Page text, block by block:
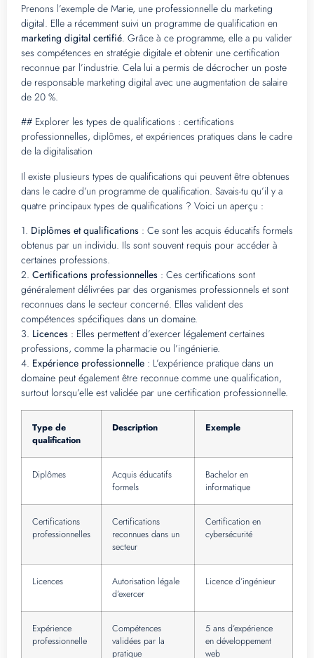
Prenons l’exemple de Marie, une professionnelle du marketing
digital. Elle a récemment suivi un programme de qualification en
marketing digital certifié. Grâce à ce programme, elle a pu valider
ses compétences en stratégie digitale et obtenir une certification
reconnue par l’industrie. Cela lui a permis de décrocher un poste
de responsable marketing digital avec une augmentation de salaire
de 20 %.
## Explorer les types de qualifications : certifications
professionnelles, diplômes, et expériences pratiques dans le cadre
de la digitalisation
Il existe plusieurs types de qualifications qui peuvent être obtenues
dans le cadre d’un programme de qualification. Savais-tu qu’il y a
quatre principaux types de qualifications ? Voici un aperçu :
1. Diplômes et qualifications : Ce sont les acquis éducatifs formels
obtenus par un individu. Ils sont souvent requis pour accéder à
certaines professions.
2. Certifications professionnelles : Ces certifications sont
généralement délivrées par des organismes professionnels et sont
reconnues dans le secteur concerné. Elles valident des
compétences spécifiques dans un domaine.
3. Licences : Elles permettent d’exercer légalement certaines
professions, comme la pharmacie ou l’ingénierie.
4. Expérience professionnelle : L’expérience pratique dans un
domaine peut également être reconnue comme une qualification,
surtout lorsqu’elle est validée par une certification professionnelle.
Type de
qualification
Description Exemple
Diplômes
Acquis éducatifs
formels
Bachelor en
informatique
Certifications
professionnelles
Certifications
reconnues dans un
secteur
Certification en
cybersécurité
Licences
Autorisation légale
d’exercer
Licence d’ingénieur
Expérience
professionnelle
Compétences
validées par la
pratique
5 ans d’expérience
en développement
web